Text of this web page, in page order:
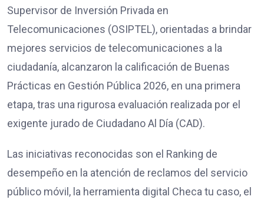
Supervisor de Inversión Privada en
Telecomunicaciones (OSIPTEL), orientadas a brindar
mejores servicios de telecomunicaciones a la
ciudadanía, alcanzaron la calificación de Buenas
Prácticas en Gestión Pública 2026, en una primera
etapa, tras una rigurosa evaluación realizada por el
exigente jurado de Ciudadano Al Día (CAD).
Las iniciativas reconocidas son el Ranking de
desempeño en la atención de reclamos del servicio
público móvil, la herramienta digital Checa tu caso, el